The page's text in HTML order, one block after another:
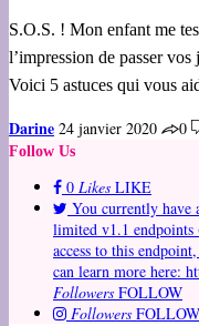
S.O.S. ! Mon enfant me
l’impression de passer
Voici 5 astuces qui vous
Darine 24 janvier 2020 0
Follow Us
0 Likes LIKE
You currently have
limited v1.1 endpoints
access to this
can learn more here:
Followers FOLLOW
Followers FOLLOW